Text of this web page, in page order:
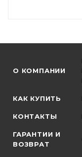
О КОМПАНИИ
КАК КУПИТЬ
КОНТАКТЫ
ГАРАНТИИ И
ВОЗВРАТ